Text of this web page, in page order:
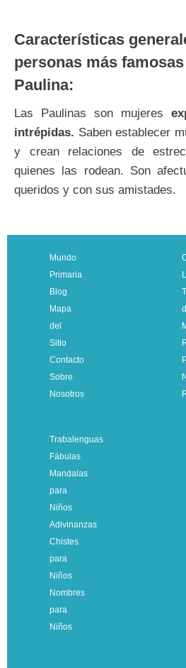
Características
personas más
Paulina:
Las Paulinas son mujeres
intrépidas. Saben establecer
y crean relaciones de
quienes las rodean. Son
queridos y con sus amistades.
Mundo
Primaria
Blog
Mapa
del
Sitio
Contacto
Sobre
Nosotros
Trabalenguas
Fábulas
Mandalas
para
Niños
Adivinanzas
Chistes
para
Niños
Nombres
para
Niños